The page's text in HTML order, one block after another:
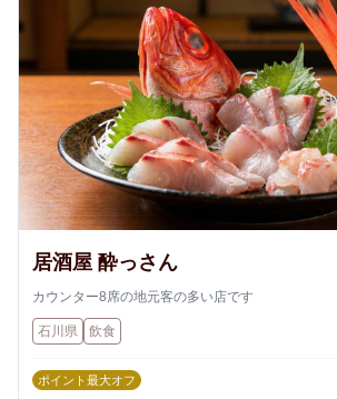
居酒屋 酔っさん
カウンター8席の地元客の多い店です
石川県 飲食
ポイント最大オフ